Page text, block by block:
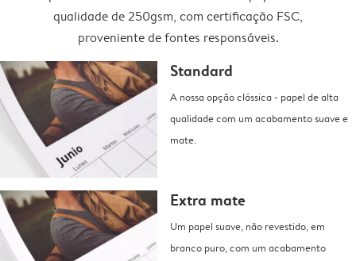
qualidade de 250gsm, com certificação FSC,
proveniente de fontes responsáveis.
Standard
A nossa opção clássica - papel de alta
qualidade com um acabamento suave e
mate.
Extra mate
Um papel suave, não revestido, em
branco puro, com um acabamento